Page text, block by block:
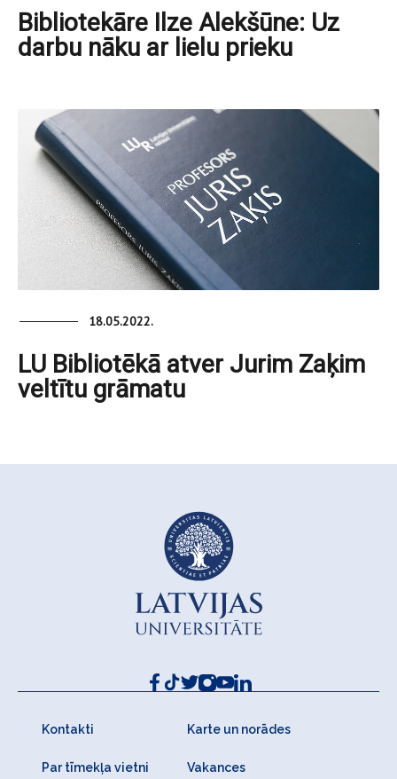
Bibliotekāre Ilze Alekšūne: Uz
darbu nāku ar lielu prieku
18.05.2022.
LU Bibliotēkā atver Jurim Zaķim
veltītu grāmatu
Kontakti Karte un norādes
Par tīmekļa vietni Vakances